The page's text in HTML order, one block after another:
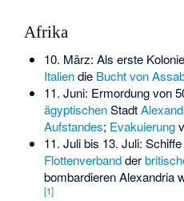
Afrika
10. März: Als erste
Italiendie Bucht von
11. Juni: Ermordung von
ägyptischenStadt
Aufstandes; Evakuierung
11. Juli bis 13. Juli:
Flottenverbandder
bombardieren Alexandria
[1]